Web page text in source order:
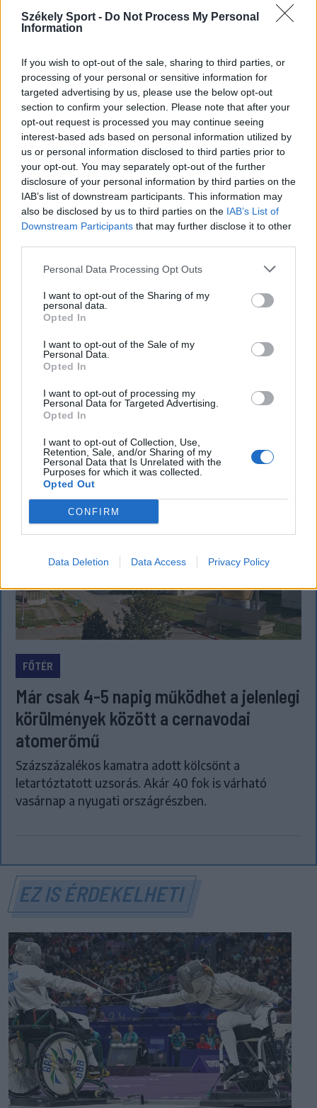
Székely Sport - Do Not Process My Personal
Information
If you wish to opt-out of the sale, sharing to third parties, or
processing of your personal or sensitive information for
targeted advertising by us, please use the below opt-out
section to confirm your selection. Please note that after your
opt-out request is processed you may continue seeing
interest-based ads based on personal information utilized by
us or personal information disclosed to third parties prior to
your opt-out. You may separately opt-out of the further
disclosure of your personal information by third parties on the
IAB’s list of downstream participants. This information may
also be disclosed by us to third parties on the IAB’s List of
Downstream Participants that may further disclose it to other
Personal Data Processing Opt Outs
I want to opt-out of the Sharing of my
personal data.
Opted In
I want to opt-out of the Sale of my
Personal Data.
Opted In
I want to opt-out of processing my
Personal Data for Targeted Advertising.
Opted In
I want to opt-out of Collection, Use,
Retention, Sale, and/or Sharing of my
Personal Data that Is Unrelated with the
Purposes for which it was collected.
Opted Out
CONFIRM
Data Deletion Data Access Privacy Policy
Feszt fesztiválra tervezett koncert lemondását
kiváltó fenyegetés ügyében.
KRÓNIKA
Majka életveszélyes fenyegetés miatt
lemondta erdélyi koncertjét
Majka életveszélyes fenyegetést kapott, és emiatt
lemondta a sepsiszentgyörgyi SIC Fesztre tervezett
koncertjét. Majka ezt szerdán a Facebook-oldalán
jelentette be.
FŐTÉR
Már csak 4-5 napig működhet a jelenlegi
körülmények között a cernavodai
atomerőmű
Százszázalékos kamatra adott kölcsönt a
letartóztatott uzsorás. Akár 40 fok is várható
vasárnap a nyugati országrészben.
EZ IS ÉRDEKELHETI